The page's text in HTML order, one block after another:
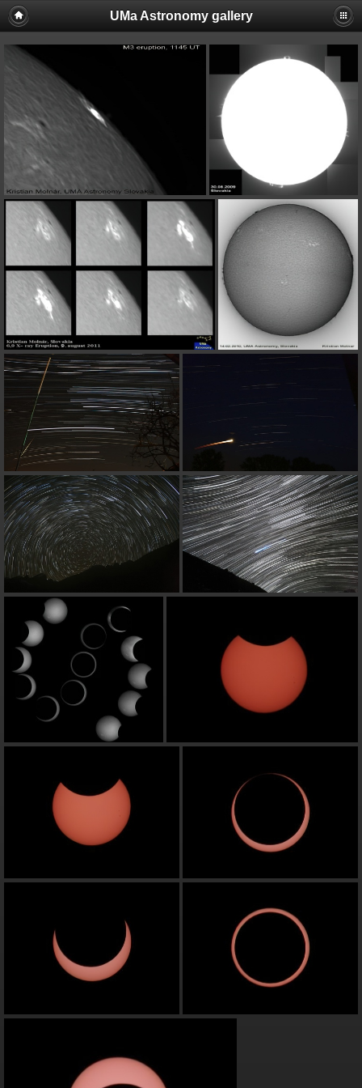
UMa Astronomy gallery